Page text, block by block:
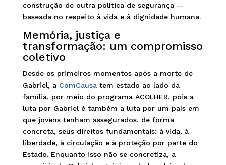
construção de outra política de segurança —
baseada no respeito à vida e à dignidade humana.
Memória, justiça e
transformação: um compromisso
coletivo
Desde os primeiros momentos após a morte de
Gabriel, a ComCausatem estado ao lado da
família, por meio do programa ACOLHER, pois a
luta por Gabriel é também a luta por um país em
que jovens tenham assegurados, de forma
concreta, seus direitos fundamentais: à vida, à
liberdade, à circulação e à proteção por parte do
Estado. Enquanto isso não se concretiza, a